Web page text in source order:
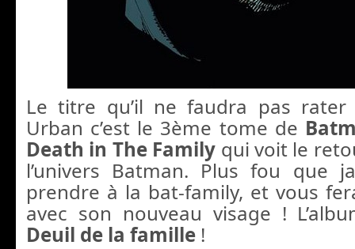
Le titre qu’il ne faudra pas rater
Urban c’est le 3ème tome de
Death in The Family qui voit le
l’univers Batman. Plus fou que
prendre à la bat-family, et vous
avec son nouveau visage !
Deuil de la famille !